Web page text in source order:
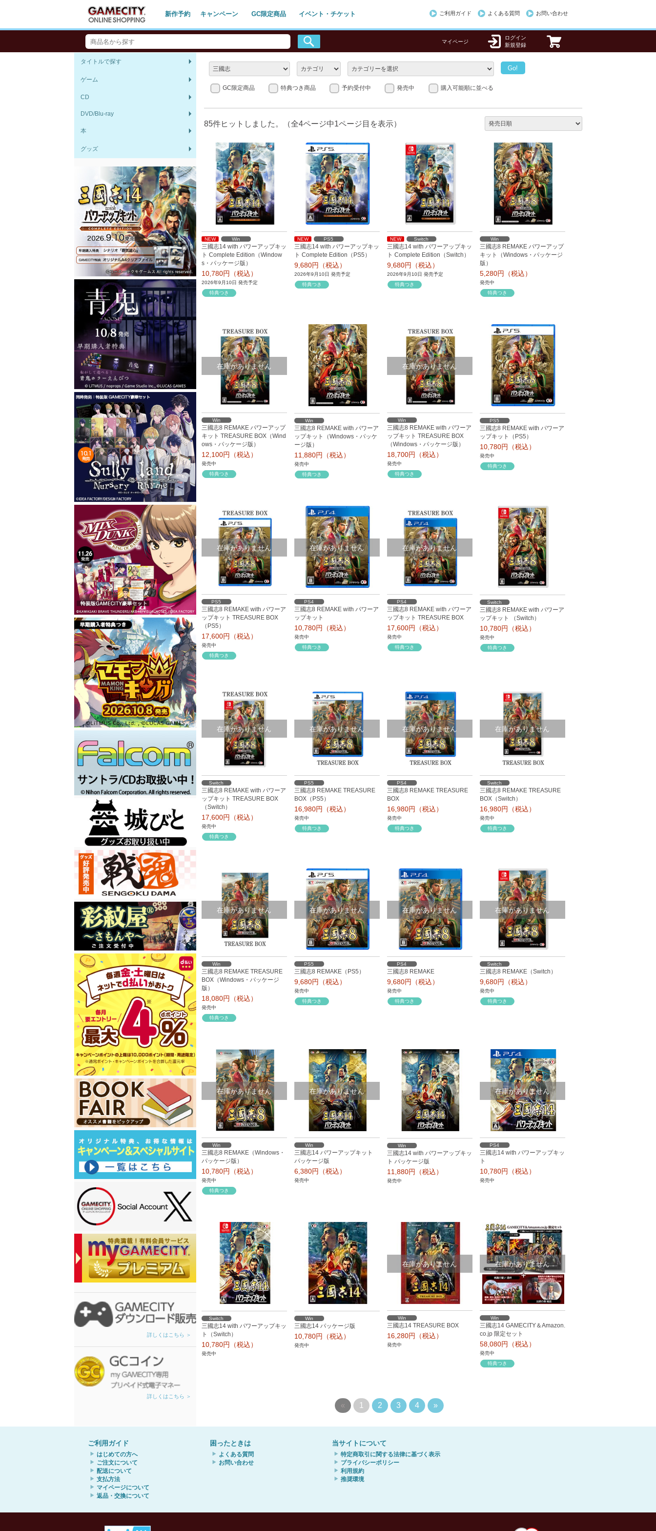
新作予約 キャンペーン GC限定商品 イベント・チケット ご利用ガイド よくある質問 お問い合わせ
マイページ
ログイン
新規登録
タイトルで探す
ゲーム
CD
DVD/Blu-ray
本
グッズ
詳しくはこちら ＞
詳しくはこちら ＞
GC限定商品 特典つき商品 予約受付中 発売中 購入可能順に並べる
85件ヒットしました。（全4ページ中1ページ目を表示）
NEW Win
三國志14 with パワーアップキッ
ト Complete Edition（Window
s・パッケージ版）
10,780円（税込）
2026年9月10日 発売予定
特典つき
NEW PS5
三國志14 with パワーアップキッ
ト Complete Edition（PS5）
9,680円（税込）
2026年9月10日 発売予定
特典つき
NEW Switch
三國志14 with パワーアップキッ
ト Complete Edition（Switch）
9,680円（税込）
2026年9月10日 発売予定
特典つき
Win
三國志8 REMAKE パワーアップ
キット（Windows・パッケージ
版）
5,280円（税込）
発売中
特典つき
在庫がありません
Win
三國志8 REMAKE パワーアップ
キット TREASURE BOX（Wind
ows・パッケージ版）
12,100円（税込）
発売中
特典つき
Win
三國志8 REMAKE with パワーア
ップキット（Windows・パッケ
ージ版）
11,880円（税込）
発売中
特典つき
在庫がありません
Win
三國志8 REMAKE with パワーア
ップキット TREASURE BOX
（Windows・パッケージ版）
18,700円（税込）
発売中
特典つき
PS5
三國志8 REMAKE with パワーア
ップキット（PS5）
10,780円（税込）
発売中
特典つき
在庫がありません
PS5
三國志8 REMAKE with パワーア
ップキット TREASURE BOX
（PS5）
17,600円（税込）
発売中
特典つき
在庫がありません
PS4
三國志8 REMAKE with パワーア
ップキット
10,780円（税込）
発売中
特典つき
在庫がありません
PS4
三國志8 REMAKE with パワーア
ップキット TREASURE BOX
17,600円（税込）
発売中
特典つき
Switch
三國志8 REMAKE with パワーア
ップキット （Switch）
10,780円（税込）
発売中
特典つき
在庫がありません
Switch
三國志8 REMAKE with パワーア
ップキット TREASURE BOX
（Switch）
17,600円（税込）
発売中
特典つき
在庫がありません
PS5
三國志8 REMAKE TREASURE
BOX（PS5）
16,980円（税込）
発売中
特典つき
在庫がありません
PS4
三國志8 REMAKE TREASURE
BOX
16,980円（税込）
発売中
特典つき
在庫がありません
Switch
三國志8 REMAKE TREASURE
BOX（Switch）
16,980円（税込）
発売中
特典つき
在庫がありません
Win
三國志8 REMAKE TREASURE
BOX（Windows・パッケージ
版）
18,080円（税込）
発売中
特典つき
在庫がありません
PS5
三國志8 REMAKE（PS5）
9,680円（税込）
発売中
特典つき
在庫がありません
PS4
三國志8 REMAKE
9,680円（税込）
発売中
特典つき
在庫がありません
Switch
三國志8 REMAKE（Switch）
9,680円（税込）
発売中
特典つき
在庫がありません
Win
三國志8 REMAKE（Windows・
パッケージ版）
10,780円（税込）
発売中
特典つき
在庫がありません
Win
三國志14 パワーアップキット
パッケージ版
6,380円（税込）
発売中
Win
三國志14 with パワーアップキッ
ト パッケージ版
11,880円（税込）
発売中
在庫がありません
PS4
三國志14 with パワーアップキッ
ト
10,780円（税込）
発売中
Switch
三國志14 with パワーアップキッ
ト（Switch）
10,780円（税込）
発売中
Win
三國志14 パッケージ版
10,780円（税込）
発売中
在庫がありません
Win
三國志14 TREASURE BOX
16,280円（税込）
発売中
在庫がありません
Win
三國志14 GAMECITY＆Amazon.
co.jp 限定セット
58,080円（税込）
発売中
特典つき
« 1 2 3 4 »
ご利用ガイド 困ったときは 当サイトについて
はじめての方へ
ご注文について
配送について
支払方法
マイページについて
返品・交換について
よくある質問
お問い合わせ
特定商取引に関する法律に基づく表示
プライバシーポリシー
利用規約
推奨環境